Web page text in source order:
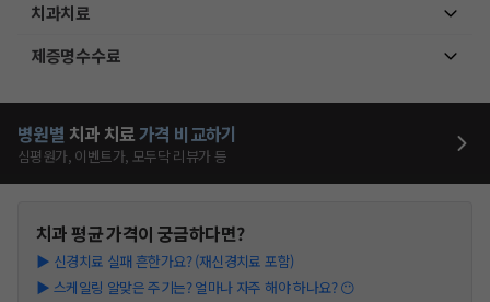
치과치료
제증명수수료
병원별 치과 치료가격 비교하기
심평원가, 이벤트가, 모두닥 리뷰가 등
치과평균 가격이 궁금하다면?
▶ 신경치료 실패 흔한가요? (재신경치료 포함)
▶ 스케일링 알맞은 주기는? 얼마나 자주 해야 하나요? 😶